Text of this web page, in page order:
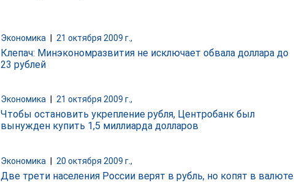
Экономика 21 октября 2009 г.,
Клепач: Минэкономразвития не исключает обвала доллара до
23 рублей
Экономика 21 октября 2009 г.,
Чтобы остановить укрепление рубля, Центробанк был
вынужден купить 1,5 миллиарда долларов
Экономика | 20 октября 2009 г.,
Две трети населения России верят в рубль, но копят в валюте